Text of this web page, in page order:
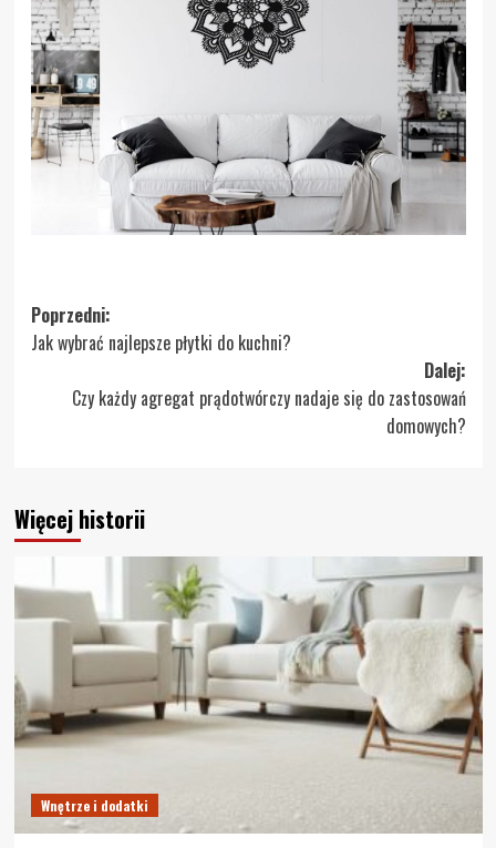
Zobacz
wpisy
Poprzedni:
Jak wybrać najlepsze płytki do kuchni?
Dalej:
Czy każdy agregat prądotwórczy nadaje się do zastosowań
domowych?
Więcej historii
Wnętrze i dodatki